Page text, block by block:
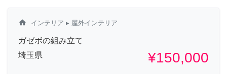
home インテリア ▸ 屋外インテリア
ガゼボの組み立て
埼玉県
¥150,000